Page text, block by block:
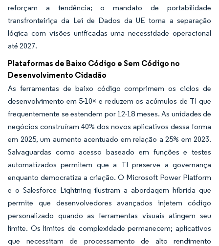
reforçam a tendência; o mandato de portabilidade
transfronteiriça da Lei de Dados da UE torna a separação
lógica com visões unificadas uma necessidade operacional
até 2027.
Plataformas de Baixo Código e Sem Código no
Desenvolvimento Cidadão
As ferramentas de baixo código comprimem os ciclos de
desenvolvimento em 5-10× e reduzem os acúmulos de TI que
frequentemente se estendem por 12-18 meses. As unidades de
negócios construíram 40% dos novos aplicativos dessa forma
em 2025, um aumento acentuado em relação a 25% em 2023.
Salvaguardas como acesso baseado em funções e testes
automatizados permitem que a TI preserve a governança
enquanto democratiza a criação. O Microsoft Power Platform
e o Salesforce Lightning ilustram a abordagem híbrida que
permite que desenvolvedores avançados injetem código
personalizado quando as ferramentas visuais atingem seu
limite. Os limites de complexidade permanecem; aplicativos
que necessitam de processamento de alto rendimento